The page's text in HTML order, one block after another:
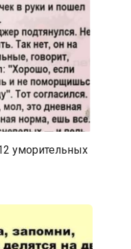
уморительных